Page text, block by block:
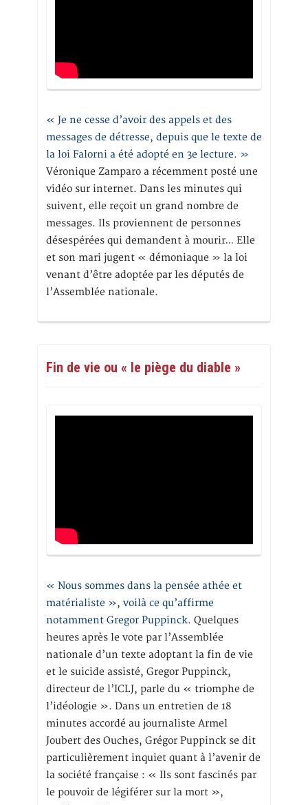
« Je ne cesse d’avoir des appels et des
messages de détresse, depuis que le texte de
la loi Falorni a été adopté en 3e lecture. »
Véronique Zamparo a récemment posté une
vidéo sur internet. Dans les minutes qui
suivent, elle reçoit un grand nombre de
messages. Ils proviennent de personnes
désespérées qui demandent à mourir… Elle
et son mari jugent « démoniaque » la loi
venant d’être adoptée par les députés de
l’Assemblée nationale.
Fin de vie ou « le piège du diable »
« Nous sommes dans la pensée athée et
matérialiste », voilà ce qu’affirme
notamment Gregor Puppinck. Quelques
heures après le vote par l’Assemblée
nationale d’un texte adoptant la fin de vie
et le suicide assisté, Gregor Puppinck,
directeur de l’ICLJ, parle du « triomphe de
l’idéologie ». Dans un entretien de 18
minutes accordé au journaliste Armel
Joubert des Ouches, Grégor Puppinck se dit
particulièrement inquiet quant à l’avenir de
la société française : « Ils sont fascinés par
le pouvoir de légiférer sur la mort »,